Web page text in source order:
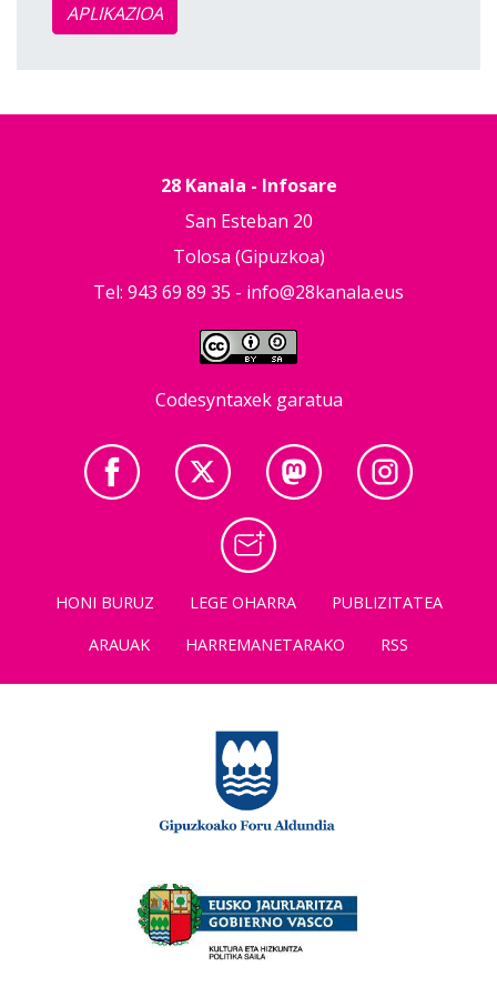
APLIKAZIOA
28 Kanala - Infosare
San Esteban 20
Tolosa (Gipuzkoa)
Tel: 943 69 89 35 - info@28kanala.eus
Codesyntaxek garatua
HONI BURUZ LEGE OHARRA
PUBLIZITATEA
ARAUAK
HARREMANETARAKO RSS